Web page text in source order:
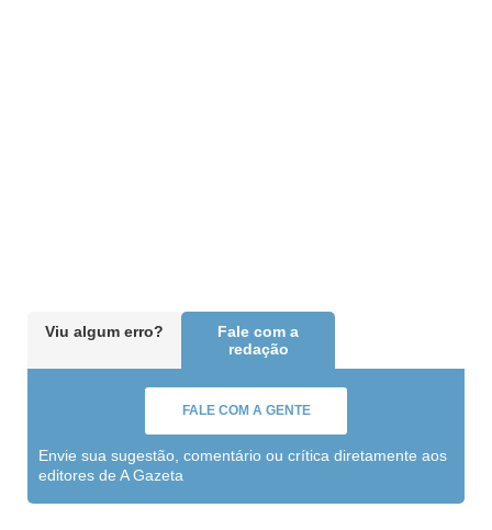
Viu algum erro?
Fale com a
redação
FALE COM A GENTE
Envie sua sugestão, comentário ou crítica diretamente aos
editores de A Gazeta